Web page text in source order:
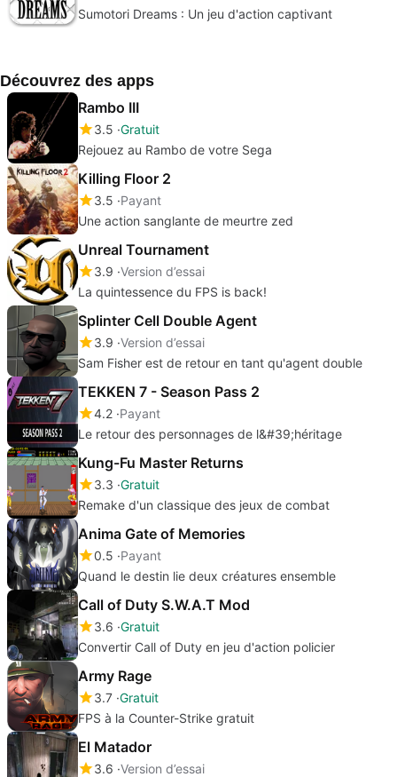
Sumotori Dreams : Un jeu d'action captivant
Découvrez des apps
Rambo III
3.5 Gratuit
Rejouez au Rambo de votre Sega
Killing Floor 2
3.5 Payant
Une action sanglante de meurtre zed
Unreal Tournament
3.9 Version d’essai
La quintessence du FPS is back!
Splinter Cell Double Agent
3.9 Version d’essai
Sam Fisher est de retour en tant qu'agent double
TEKKEN 7 - Season Pass 2
4.2 Payant
Le retour des personnages de l&#39;héritage
Kung-Fu Master Returns
3.3 Gratuit
Remake d'un classique des jeux de combat
Anima Gate of Memories
0.5 Payant
Quand le destin lie deux créatures ensemble
Call of Duty S.W.A.T Mod
3.6 Gratuit
Convertir Call of Duty en jeu d'action policier
Army Rage
3.7 Gratuit
FPS à la Counter-Strike gratuit
El Matador
3.6 Version d’essai